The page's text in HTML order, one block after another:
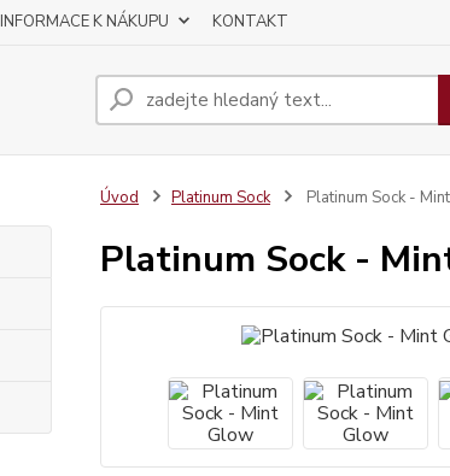
INFORMACE K NÁKUPU KONTAKT
Úvod Platinum Sock Platinum Sock -
Platinum Sock -